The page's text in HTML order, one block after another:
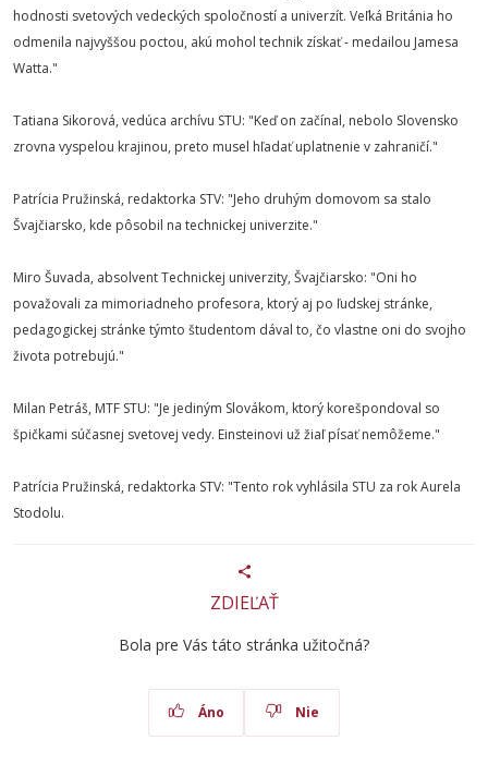
hodnosti svetových vedeckých spoločností a univerzít. Veľká Británia ho
odmenila najvyššou poctou, akú mohol technik získať - medailou Jamesa
Watta."
Tatiana Sikorová, vedúca archívu STU: "Keď on začínal, nebolo Slovensko
zrovna vyspelou krajinou, preto musel hľadať uplatnenie v zahraničí."
Patrícia Pružinská, redaktorka STV: "Jeho druhým domovom sa stalo
Švajčiarsko, kde pôsobil na technickej univerzite."
Miro Šuvada, absolvent Technickej univerzity, Švajčiarsko: "Oni ho
považovali za mimoriadneho profesora, ktorý aj po ľudskej stránke,
pedagogickej stránke týmto študentom dával to, čo vlastne oni do svojho
života potrebujú."
Milan Petráš, MTF STU: "Je jediným Slovákom, ktorý korešpondoval so
špičkami súčasnej svetovej vedy. Einsteinovi už žiaľ písať nemôžeme."
Patrícia Pružinská, redaktorka STV: "Tento rok vyhlásila STU za rok Aurela
Stodolu.
ZDIEĽAŤ
Bola pre Vás táto stránka užitočná?
Áno Nie